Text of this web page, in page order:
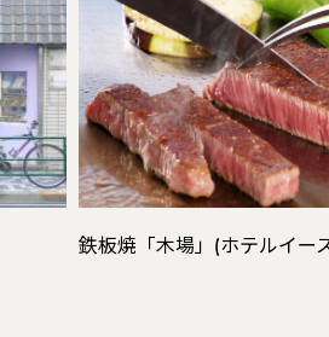
鉄板焼「木場」(ホテルイー